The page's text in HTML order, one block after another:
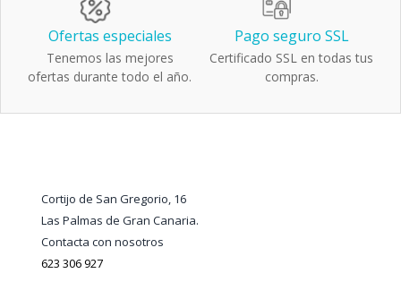
Ofertas especiales
Tenemos las mejores
ofertas durante todo el año.
Pago seguro SSL
Certificado SSL en todas tus
compras.
Cortijo de San Gregorio, 16
Las Palmas de Gran Canaria.
Contacta con nosotros
623 306 927